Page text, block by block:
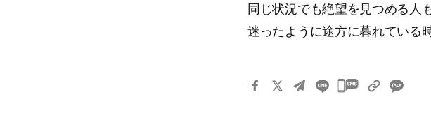
同じ状況でも絶望を見つめる人
迷ったように途方に暮れている
카